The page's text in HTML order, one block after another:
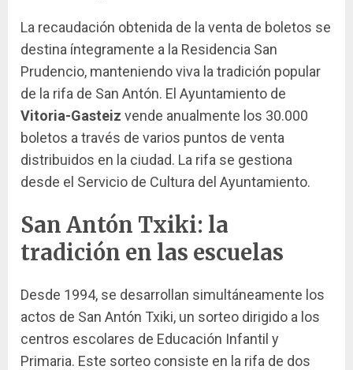
La recaudación obtenida de la venta de boletos se
destina íntegramente a la Residencia San
Prudencio, manteniendo viva la tradición popular
de la rifa de San Antón. El Ayuntamiento de
Vitoria-Gasteiz vende anualmente los 30.000
boletos a través de varios puntos de venta
distribuidos en la ciudad. La rifa se gestiona
desde el Servicio de Cultura del Ayuntamiento.
San Antón Txiki: la
tradición en las escuelas
Desde 1994, se desarrollan simultáneamente los
actos de San Antón Txiki, un sorteo dirigido a los
centros escolares de Educación Infantil y
Primaria. Este sorteo consiste en la rifa de dos